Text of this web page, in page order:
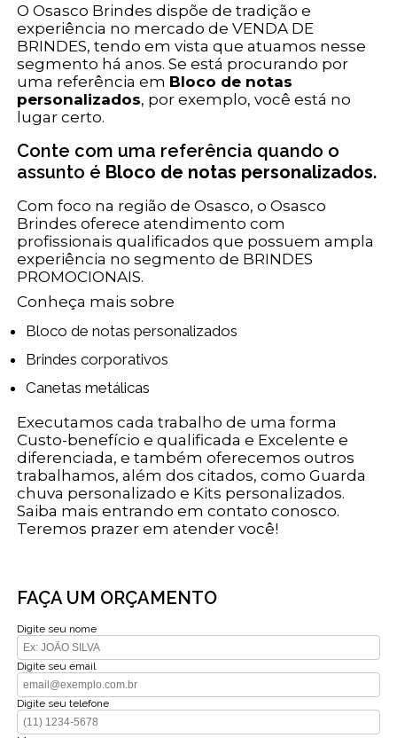
O Osasco Brindes dispõe de tradição e
experiência no mercado de VENDA DE
BRINDES, tendo em vista que atuamos nesse
segmento há anos. Se está procurando por
uma referência em Bloco de notas
personalizados, por exemplo, você está no
lugar certo.
Conte com uma referência quando o
assunto é Bloco de notas personalizados.
Com foco na região de Osasco, o Osasco
Brindes oferece atendimento com
profissionais qualificados que possuem ampla
experiência no segmento de BRINDES
PROMOCIONAIS.
Conheça mais sobre
Bloco de notas personalizados
Brindes corporativos
Canetas metálicas
Executamos cada trabalho de uma forma
Custo-benefício e qualificada e Excelente e
diferenciada, e também oferecemos outros
trabalhamos, além dos citados, como Guarda
chuva personalizado e Kits personalizados.
Saiba mais entrando em contato conosco.
Teremos prazer em atender você!
FAÇA UM ORÇAMENTO
Digite seu nome
Digite seu email
Digite seu telefone